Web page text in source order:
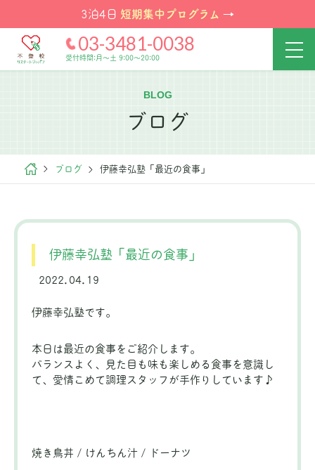
3泊4日 短期集中プログラム →
03-3481-0038
受付時間:月～土 9:00～20:00
BLOG
ブログ
ブログ 伊藤幸弘塾「最近の食事」
伊藤幸弘塾「最近の食事」
2022.04.19
伊藤幸弘塾です。
本日は最近の食事をご紹介します。
バランスよく、見た目も味も楽しめる食事を意識し
て、愛情こめて調理スタッフが手作りしています♪
焼き鳥丼 / けんちん汁 / ドーナツ